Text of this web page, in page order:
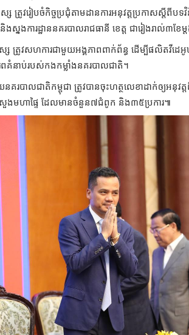
ត្រូវរៀបចំកិច្ចប្រជុំតាមដានការអនុវត្តប្រកាសស្តីពីប
នងការដ្ឋាននគរបាលរាជធានី ខេត្ត ជារៀងរាល់៣ខែម្
ត្រូវសហការជាមួយអង្គភាពពាក់ព័ន្ធ ដើម្បីផលិតវីដេអូ
គំនាប់របស់កងកម្លាំងនគរបាលជាតិ។
គរបាលជាតិកម្ពុជា ត្រូវបានចុះហត្ថលេខាដាក់ឲ្យ
រសួងមហាផ្ទៃ ដែលមានចំនួន៧ជំពូក និង៣៥ប្រការ៕